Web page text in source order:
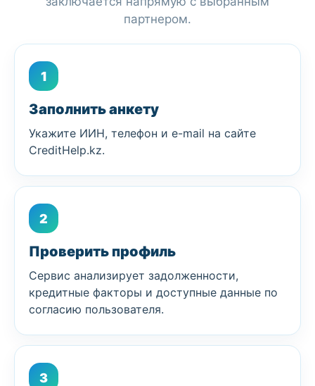
партнером.
1
Заполнить анкету
Укажите ИИН, телефон и e-mail на сайте
CreditHelp.kz.
2
Проверить профиль
Сервис анализирует задолженности,
кредитные факторы и доступные данные по
согласию пользователя.
3